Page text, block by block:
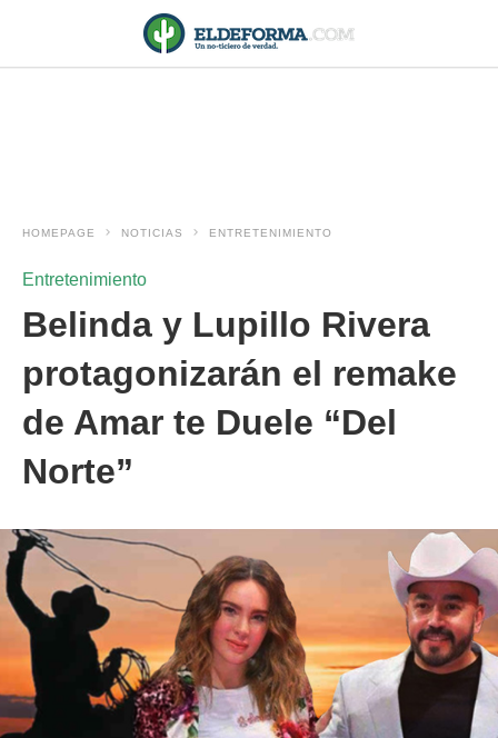
HOMEPAGE NOTICIAS ENTRETENIMIENTO
Entretenimiento
Belinda y Lupillo Rivera
protagonizarán el remake
de Amar te Duele “Del
Norte”